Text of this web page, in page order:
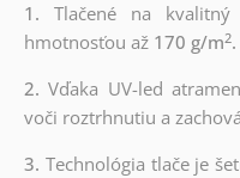
1.Tlačené na
hmotnosťou až170 g/m2.
2.Vďaka UV-led
voči roztrhnutiu a
3. Technológia tlače je